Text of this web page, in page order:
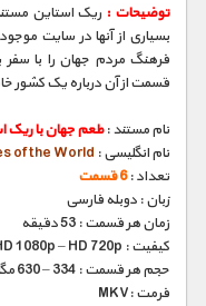
توضیحات : ریک استاین
بسیاری از آنها در سایت
فرهنگ مردم جهان را با
قسمت از آن درباره یک
نام مستند :طعم جهان با ریک
نام انگلیسی : of the World
تعداد :6 قسمت
زبان : دوبله فارسی
زمان هر قسمت : 53 دقیقه
کیفیت : HD 1080p – HD 720p (فوق العاده)
حجم هر قسمت : 334 – 630 مگابایت
فرمت :MKV